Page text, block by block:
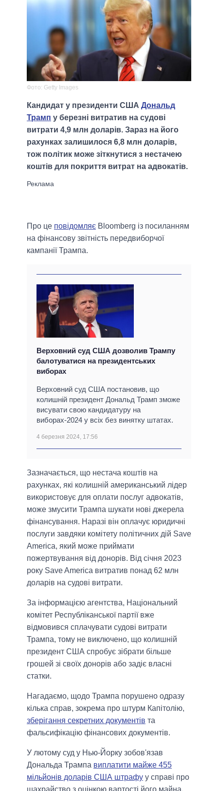
Фото: Getty Images
Кандидат у президенти США Дональд
Трамп у березні витратив на судові
витрати 4,9 млн доларів. Зараз на його
рахунках залишилося 6,8 млн доларів,
тож політик може зіткнутися з нестачею
коштів для покриття витрат на адвокатів.
Про це повідомляє Bloomberg із посиланням
на фінансову звітність передвиборчої
кампанії Трампа.
Верховний суд США дозволив Трампу
балотуватися на президентських
виборах
Верховний суд США постановив, що
колишній президент Дональд Трамп зможе
висувати свою кандидатуру на
виборах-2024 у всіх без винятку штатах.
4 березня 2024, 17:56
Зазначається, що нестача коштів на
рахунках, які колишній американський лідер
використовує для оплати послуг адвокатів,
може змусити Трампа шукати нові джерела
фінансування. Наразі він оплачує юридичні
послуги завдяки комітету політичних дій Save
America, який може приймати
пожертвування від донорів. Від січня 2023
року Save America витратив понад 62 млн
доларів на судові витрати.
За інформацією агентства, Національний
комітет Республіканської партії вже
відмовився сплачувати судові витрати
Трампа, тому не виключено, що колишній
президент США спробує зібрати більше
грошей зі своїх донорів або задіє власні
статки.
Нагадаємо, щодо Трампа порушено одразу
кілька справ, зокрема про штурм Капітолію,
зберігання секретних документів та
фальсифікацію фінансових документів.
У лютому суд у Нью-Йорку зобов'язав
Дональда Трампа виплатити майже 455
мільйонів доларів США штрафу у справі про